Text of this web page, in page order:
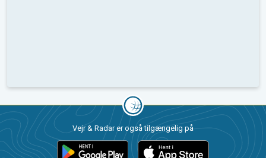
Vejr & Radar er også tilgængelig på